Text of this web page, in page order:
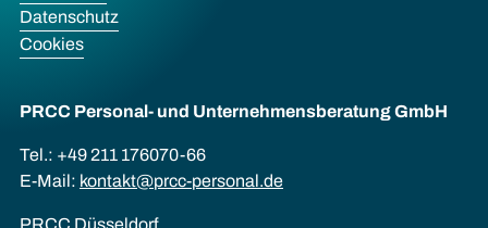
Datenschutz
Cookies
PRCC Personal- und Unternehmens­beratung GmbH
Tel.: +49 211 176070-66
E-Mail: kontakt@prcc-personal.de